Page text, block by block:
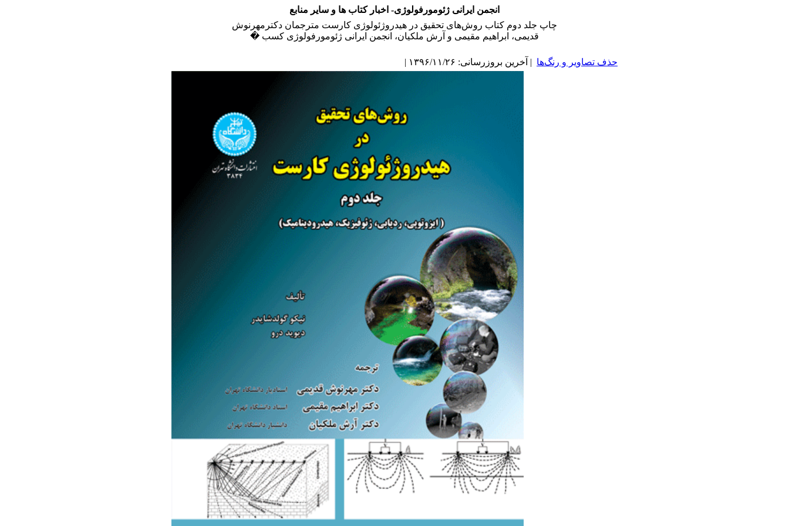
انجمن ایرانی ژئومورفولوژی- اخبار کتاب ها و سایر منابع
چاپ جلد دوم کتاب روش‌های تحقیق در هیدروژئولوژی کارست مترجمان دکترمهرنوش
قدیمی، ابراهیم مقیمی و آرش ملکیان، انجمن ایرانی ژئومورفولوژی کسب �
حذف تصاویر و رنگ‌ها | آخرین بروزرسانی: ۱۳۹۶/۱۱/۲۶ |